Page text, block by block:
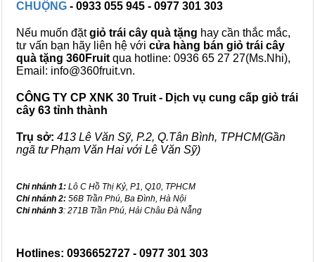
CHUỘNG - 0933 055 945 - 0977 301 303
Nếu muốn đặtgiỏ trái cây quà tặng hay cần thắc mắc,
tư vấn bạn hãy liên hệ với cửa hàng bán giỏ trái cây
quà tặng 360Fruit qua hotline: 0936 65 27 27(Ms.Nhi),
Email: info@360fruit.vn.
CÔNG TY CP XNK 30 Truit - Dịch vụ cung cấp giỏ trái
cây 63 tỉnh thành
Trụ sở: 413 Lê Văn Sỹ, P.2, Q.Tân Bình, TPHCM(Gần
ngã tư Phạm Văn Hai với Lê Văn Sỹ)
Chi nhánh 1: Lô C Hồ Thị Kỷ, P1, Q10, TPHCM
Chi nhánh 2: 56B Trần Phú, Ba Đình, Hà Nội
Chi nhánh 3: 271B Trần Phú, Hải Châu Đà Nẵng
Hotlines: 0936652727 - 0977 301 303